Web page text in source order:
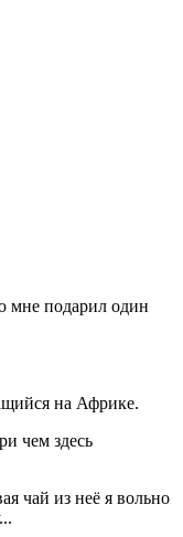
мне подарил один
на Африке.
чем здесь
чай из неё я вольно